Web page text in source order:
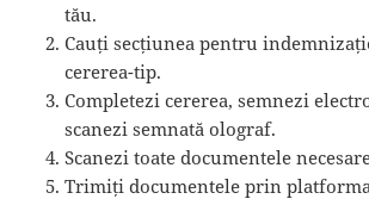
tău.
Cauți secțiunea pentru
cererea-tip.
Completezi cererea, semnezi
scanezi semnată olograf.
Scanezi toate documentele
Trimiți documentele prin